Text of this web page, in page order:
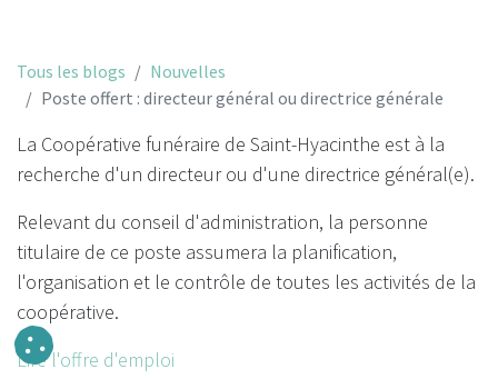
Tous les blogs
Nouvelles
Poste offert : directeur général ou directrice générale
La Coopérative funéraire de Saint-Hyacinthe est à la
recherche d'un directeur ou d'une directrice général(e).
Relevant du conseil d'administration, la personne
titulaire de ce poste assumera la planification,
l'organisation et le contrôle de toutes les activités de la
coopérative.
Lire l'offre d'emploi